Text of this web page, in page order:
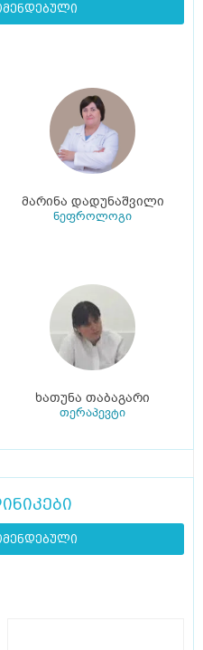
მარინა დადუნაშვილი
ნეფროლოგი
ხათუნა თაბაგარი
თერაპევტი